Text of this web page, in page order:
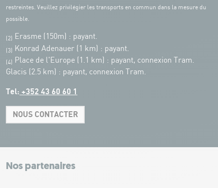
restreintes. Veuillez privilégier les transports en commun dans la mesure du
possible.
(2) Erasme (150m) : payant.
(3) Konrad Adenauer (1 km) : payant.
(4)
Place de l'Europe (1.1 km) : payant, connexion Tram.
Glacis (2.5 km) : payant, connexion Tram.
Tel: +352 43 60 60 1
NOUS CONTACTER
+
−
Leaflet|Map tiles by Carto, under CC BY 3.0. Data by OpenStreetMap, under
Nos partenaires